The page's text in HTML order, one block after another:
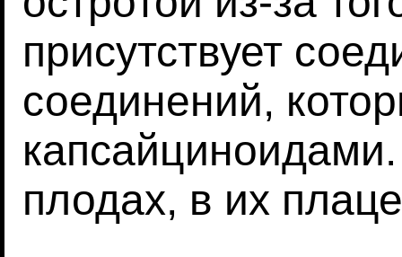
присутствует
соединений,
плодах, в их